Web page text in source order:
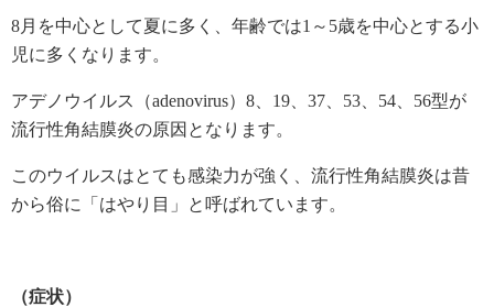
8月を中心として夏に多く、年齢では1～5歳を中心とする小
児に多くなります。
アデノウイルス（adenovirus）8、19、37、53、54、56型が
流行性角結膜炎の原因となります。
このウイルスはとても感染力が強く、流行性角結膜炎は昔
から俗に「はやり目」と呼ばれています。
（症状）